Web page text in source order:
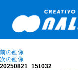
前の画像
次の画像
20250821_151032